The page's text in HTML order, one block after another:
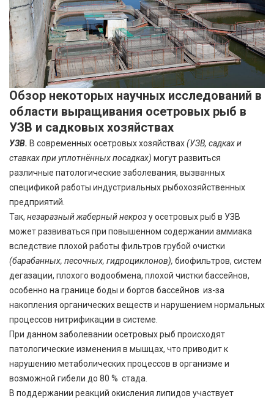
Обзор некоторых научных исследований в
области выращивания осетровых рыб в
УЗВ и садковых хозяйствах
УЗВ. В современных осетровых хозяйствах(УЗВ, садках и
ставкахпри уплотнённых посадках) могут развиться
различные патологические заболевания, вызванных
спецификой работы индустриальных рыбохозяйственных
предприятий.
Так, незаразный жаберный некрозу осетровых рыб в УЗВ
может развиваться при повышенном содержании аммиака
вследствие плохой работы фильтров грубой очистки
(барабанных, песочных, гидроциклонов), биофильтров, систем
дегазации, плохого водообмена, плохой чистки бассейнов,
особенно на границе боды и бортов бассейнов из-за
накопления органических веществ и нарушением нормальных
процессов нитрификации в системе.
При данном заболевании осетровых рыб происходят
патологические изменения в мышцах, что приводит к
нарушению метаболических процессов в организме и
возможной гибели до 80 % стада.
В поддержании реакций окисления липидов участвует